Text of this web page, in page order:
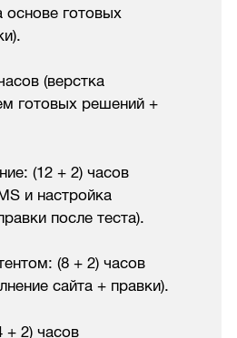
основе готовых
(верстка
готовых решений +
(12 + 2) часов
и настройка
после теста).
(8 + 2) часов
сайта + правки).
+ 2) часов